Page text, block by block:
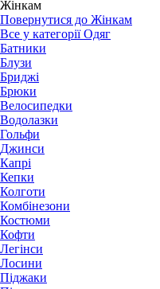
Жінкам
Повернутися до Жінкам
Все у категорії Одяг
Батники
Блузи
Бриджі
Брюки
Велосипедки
Водолазки
Гольфи
Джинси
Капрі
Кепки
Колготи
Комбінезони
Костюми
Кофти
Легінси
Лосини
Піджаки